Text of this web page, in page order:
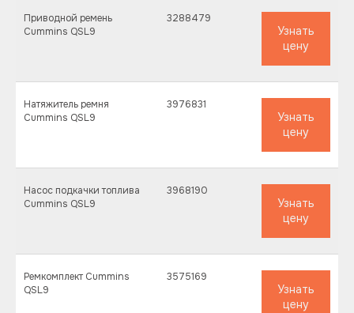
Приводной ремень
Cummins QSL9
3288479
Узнать
цену
Натяжитель ремня
Cummins QSL9
3976831
Узнать
цену
Насос подкачки топлива
Cummins QSL9
3968190
Узнать
цену
Ремкомплект Cummins
QSL9
3575169
Узнать
цену